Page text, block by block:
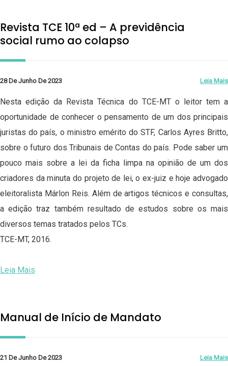
Revista TCE 10ª ed – A previdência
social rumo ao colapso
28 De Junho De 2023 Leia Mais
Nesta edição da Revista Técnica do TCE-MT o leitor tem a
oportunidade de conhecer o pensamento de um dos principais
juristas do país, o ministro emérito do STF, Carlos Ayres Britto,
sobre o futuro dos Tribunais de Contas do país. Pode saber um
pouco mais sobre a lei da ficha limpa na opinião de um dos
criadores da minuta do projeto de lei, o ex-juiz e hoje advogado
eleitoralista Márlon Reis. Além de artigos técnicos e consultas,
a edição traz também resultado de estudos sobre os mais
diversos temas tratados pelos TCs.
TCE-MT, 2016.
Leia Mais
Manual de Início de Mandato
21 De Junho De 2023 Leia Mais